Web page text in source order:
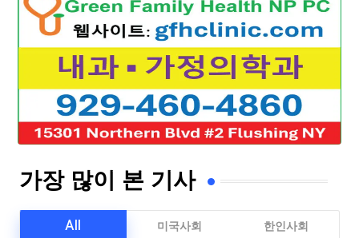
가장 많이 본 기사
All 미국사회 한인사회